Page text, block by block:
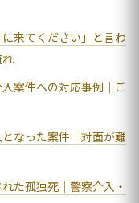
来てください」と言わ
案件への対応事例｜ご
なった案件｜対面が難
た孤独死｜警察介入・